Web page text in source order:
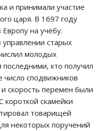
и принимали участие
царя. В 1697 году
на учёбу.
старых
молодых
кто получил
сподвижников
скорость перемен были
короткой скамейки
товарищей
некоторых поручений